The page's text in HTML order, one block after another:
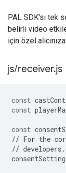
PAL SDK'sı tek
belirli video
için özel
js/receiver.js
const
const
const
// For the
//